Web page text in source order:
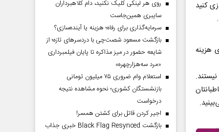
کنید
هزینه
روی هر لینکی کلیک نکنید، دام کلاهبرداران
سایبری همین‌جاست
سرمایه‌گذاری برای رفاه؛ هزینه یا آینده‌سازی؟
بازگشت مسعود شصت‌چی با دردسر‌های تازه؛ از
شایعه حضور در میز مذاکره تا پایان فیلمبرداری
«مرد سه‌هزارچهره»
استعلام وام ضروری ۷۵ میلیون تومانی
بازنشستگان کشوری؛ نحوه مشاهده نتیجه
درخواست
اجیر کردن قاتل برای کشتن همسر!
بازگشت Black Flag Resynced خبری جذاب